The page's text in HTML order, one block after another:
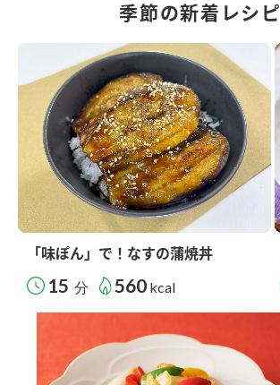
季節の新着レシピ
「味ぽん」で！なすの蒲焼丼
15 分 560 kcal